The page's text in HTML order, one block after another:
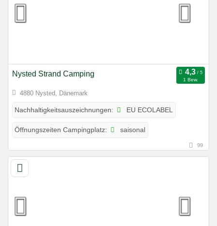
Nysted Strand Camping
1 Bew.
4880 Nysted, Dänemark
Nachhaltigkeitsauszeichnungen: EU ECOLABEL
Öffnungszeiten Campingplatz: saisonal
99